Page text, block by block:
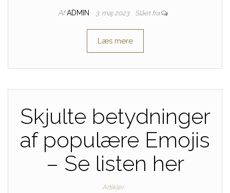
Af ADMIN 3. maj 2023 Slået fra
Læs mere
Skjulte betydninger
af populære Emojis
– Se listen her
Artikler